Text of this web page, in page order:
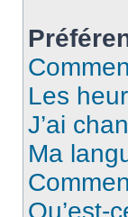
Les
J’ai
Ma
Qu’est-